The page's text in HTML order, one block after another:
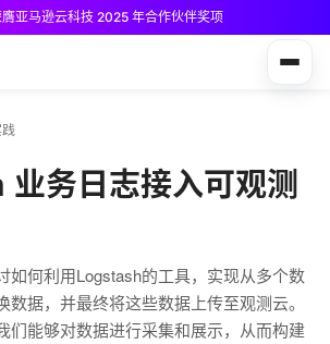
亚马逊云科技 2025 年合作伙伴奖项
务日志接入可观测
如何利用Logstash的工具，实现从多个数
数据，并最终将这些数据上传至观测云。
们能够对数据进行采集和展示，从而构建